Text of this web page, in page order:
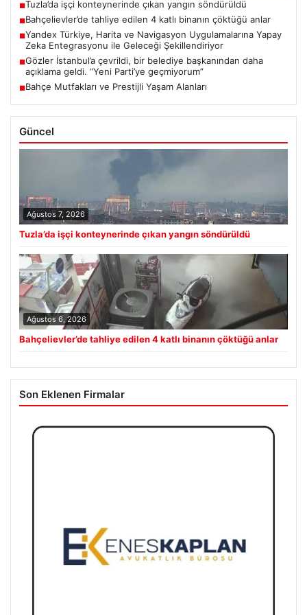
■Tuzla’da işçi konteynerinde çıkan yangın söndürüldü
■Bahçelievler’de tahliye edilen 4 katlı binanın çöktüğü anlar
■Yandex Türkiye, Harita ve Navigasyon Uygulamalarına Yapay
Zeka Entegrasyonu ile Geleceği Şekillendiriyor
■Gözler İstanbul’a çevrildi, bir belediye başkanından daha
açıklama geldi. “Yeni Parti’ye geçmiyorum”
■Bahçe Mutfakları ve Prestijli Yaşam Alanları
Güncel
Ağustos 7, 2026
Tuzla’da işçi konteynerinde çıkan yangın söndürüldü
Ağustos 6, 2026
Bahçelievler’de tahliye edilen 4 katlı binanın çöktüğü anlar
Son Eklenen Firmalar